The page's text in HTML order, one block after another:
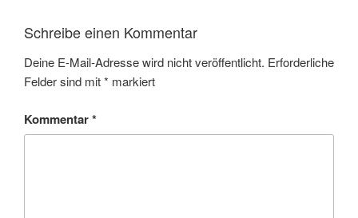
Schreibe einen Kommentar
Deine E-Mail-Adresse wird nicht veröffentlicht. Erforderliche
Felder sind mit* markiert
Kommentar*